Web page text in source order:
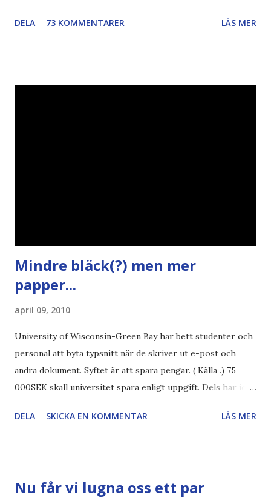
Piratpartiet FRA-lagen Kultur Upphovsrätten //Zac,
DELA 73 KOMMENTARER LÄS MER
Mindre bläck(?) men mer
papper...
april 09, 2010
University of Wisconsin-Green Bay har bett studenter och
personal att byta typsnitt när de skriver ut e-post och
andra dokument. Syftet är att spara pengar. ( Källa .) 75
000SEK skall universitet spara enligt uppgift. Dels har iofs
"bläck". Dels så undrar jag om de 30% besparingar -
min bloggläsarundersökning Läs även andra bloggares
DELA SKICKA EN KOMMENTAR LÄS MER
Nu får vi lugna oss ett par